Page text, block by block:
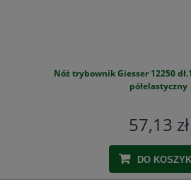
Nóż trybownik Giesser 12250
półelastyczny
57,13 zł
DO